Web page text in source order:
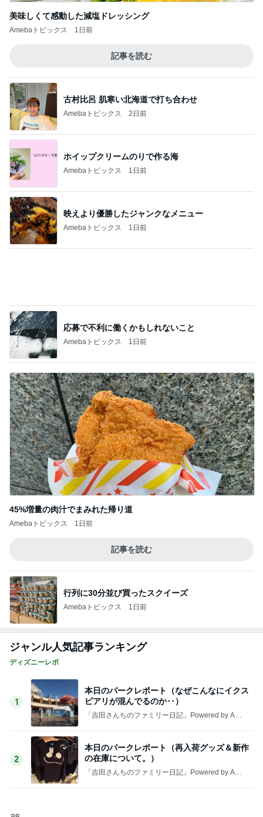
Amebaトピックス 1日前
映えより優勝したジャンクなメニュー
Amebaトピックス 1日前
応募で不利に働くかもしれないこと
Amebaトピックス 1日前
45%増量の肉汁でまみれた帰り道
Amebaトピックス
記事を読む
行列に30分並び買ったスクイーズ
Amebaトピックス 1日前
ジャンル人気記事ランキング
ディズニーレポ
本日のパークレポート（なぜこんなにイクス
ピアリが混んでるのか‥）
「吉田さんちのファミリー日記」Powered by Ame
ba 吉田さんファミリーオフィシャルブログ
2
の在庫について。）
ba 吉田さんファミリーオフィシャルブログ
3
本日のパークレポート（17時過ぎても30度
（笑）そして、ガラガラで快適です
「吉田さんちのファミリー日記」Powered by Ame
4
もしかしてはじめて！？ホテルオークラ東京
ベイ
☆やまあこ☆さんのディズニー日記